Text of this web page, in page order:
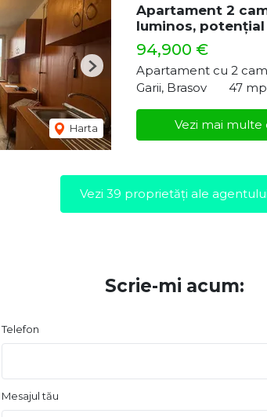
Harta
Next
Apartament 2
luminos,
94,900 €
Apartament cu 2
Garii, Brasov
47 mp
Vezi mai multe
Vezi 39 proprietăți ale agentului
Scrie-mi acum:
Telefon
Mesajul tău